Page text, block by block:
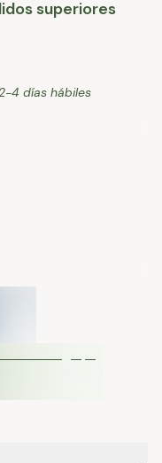
superiores
4 días hábiles